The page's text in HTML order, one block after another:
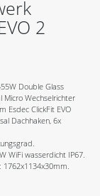
2
Double Glass
Micro Wechselrichter
Esdec ClickFit EVO
Dachhaken, 6x
WiFi wasserdicht IP67.